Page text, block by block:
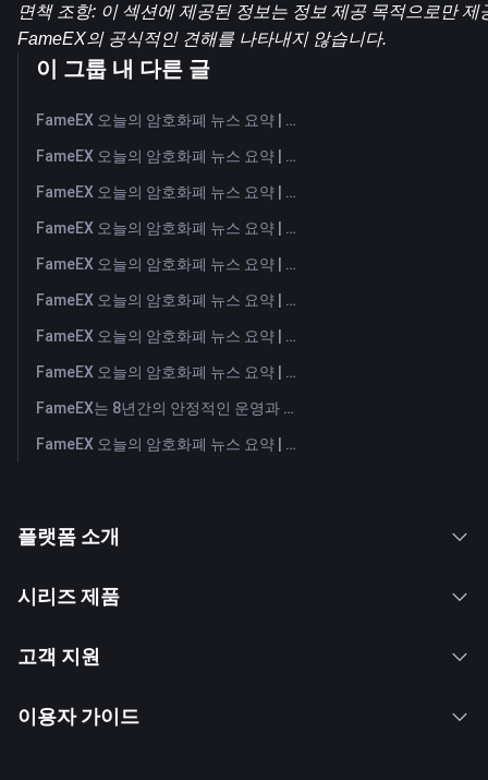
면책 조항: 이 섹션에 제공된 정보는 정보 제공 목적으로만 제
FameEX의 공식적인 견해를 나타내지 않습니다.
이 그룹 내 다른 글
FameEX 오늘의 암호화폐 뉴스 요약 | 2026년 8월 7일
FameEX 오늘의 암호화폐 뉴스 요약 | 2026년 8월 6일
FameEX 오늘의 암호화폐 뉴스 요약 | 2026년 8월 5일
FameEX 오늘의 암호화폐 뉴스 요약 | 2026년 8월 4일
FameEX 오늘의 암호화폐 뉴스 요약 | 2026년 8월 3일
FameEX 오늘의 암호화폐 뉴스 요약 | 2026년 7월 31일
FameEX 오늘의 암호화폐 뉴스 요약 | 2026년 7월 30일
FameEX 오늘의 암호화폐 뉴스 요약 | 2026년 7월 29일
FameEX는 8년간의 안정적인 운영과 글로벌 성장을 통해 사용자 신뢰를 더욱 강화했습니다
FameEX 오늘의 암호화폐 뉴스 요약 | 2026년 7월 28일
플랫폼 소개
시리즈 제품
고객 지원
이용자 가이드